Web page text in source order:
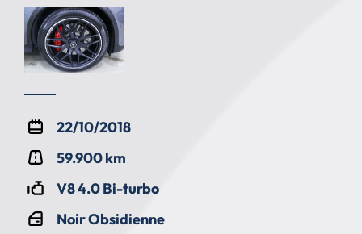
22/10/2018
59.900 km
V8 4.0 Bi-turbo
Noir Obsidienne